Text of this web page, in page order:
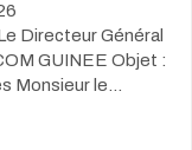
Directeur Général
GUINEE Objet :
Monsieur le…